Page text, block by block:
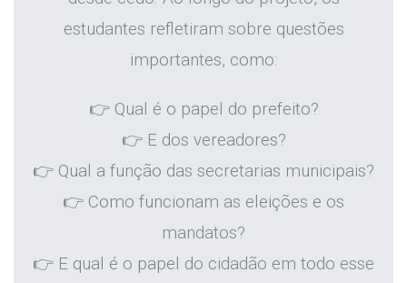
estudantes refletiram sobre questões
importantes, como:
👉 Qual é o papel do prefeito?
👉 E dos vereadores?
👉 Qual a função das secretarias municipais?
👉 Como funcionam as eleições e os
mandatos?
👉 E qual é o papel do cidadão em todo esse